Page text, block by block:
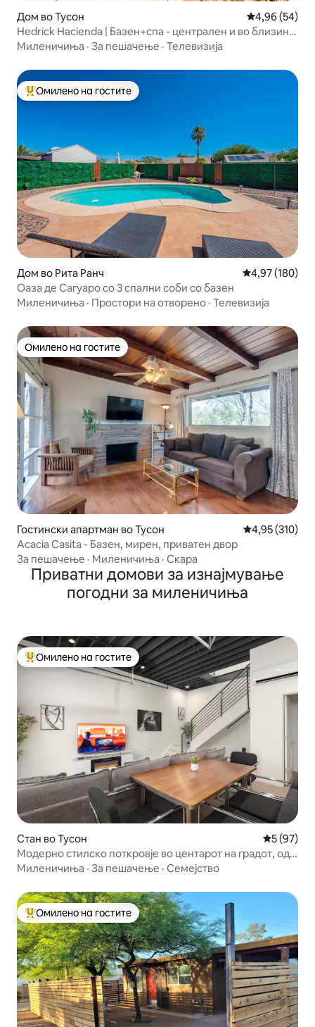
Дом во Тусон Просечна
4,96 (54)
Hedrick Hacienda | Базен+спа - централен и во близина
на UofA
Миленичиња · За пешачење · Телевизија
Меѓу најуспешните „Омилени на гостите“
Омилено на гостите
Дом во Рита Ранч Просечна
4,97 (180)
Оаза де Сагуаро со 3 спални соби со базен
Миленичиња · Простори на отворено · Телевизија
Омилено на гостите
Омилено на гостите
Гостински апартман во Тусон Просечна
4,95 (310)
Acacia Casita - Базен, мирен, приватен двор
За пешачење · Миленичиња · Скара
Приватни домови за изнајмување
погодни за миленичиња
Меѓу најуспешните „Омилени на гостите“
Омилено на гостите
Стан во Тусон Просечна
5 (97)
Модерно стилско поткровје во центарот на градот, од
UofA + Foodie Hub
Миленичиња · За пешачење · Семејство
Меѓу најуспешните „Омилени на гостите“
Омилено на гостите